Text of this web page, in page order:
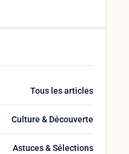
Tous les articles
Culture & Découverte
Astuces & Sélections